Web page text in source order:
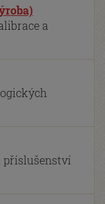
a
příslušenství